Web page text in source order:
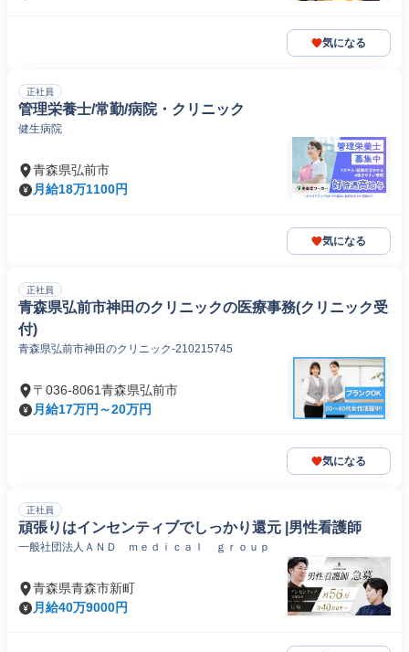
気になる
正社員
管理栄養士/常勤/病院・クリニック
健生病院
青森県弘前市
月給18万1100円
気になる
正社員
青森県弘前市神田のクリニックの医療事務(クリニック受
付)
青森県弘前市神田のクリニック-210215745
〒036-8061青森県弘前市
月給17万円～20万円
気になる
正社員
頑張りはインセンティブでしっかり還元 |男性看護師
一般社団法人ＡＮＤ ｍｅｄｉｃａｌ ｇｒｏｕｐ
青森県青森市新町
月給40万9000円